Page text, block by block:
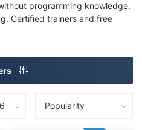
programming knowledge.
Certified trainers and free